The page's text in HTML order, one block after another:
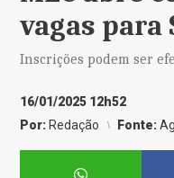
vagas para
Inscrições podem ser
16/01/2025 12h52
Por: Redação Fonte: